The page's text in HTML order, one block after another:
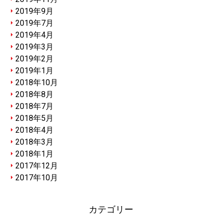
2019年9月
2019年7月
2019年4月
2019年3月
2019年2月
2019年1月
2018年10月
2018年8月
2018年7月
2018年5月
2018年4月
2018年3月
2018年1月
2017年12月
2017年10月
カテゴリー